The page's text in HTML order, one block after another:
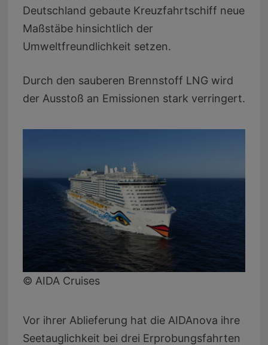
Deutschland gebaute Kreuzfahrtschiff neue
Maßstäbe hinsichtlich der
Umweltfreundlichkeit setzen.
Durch den sauberen Brennstoff LNG wird
der Ausstoß an Emissionen stark verringert.
© AIDA Cruises
Vor ihrer Ablieferung hat die AIDAnova ihre
Seetauglichkeit bei drei Erprobungsfahrten